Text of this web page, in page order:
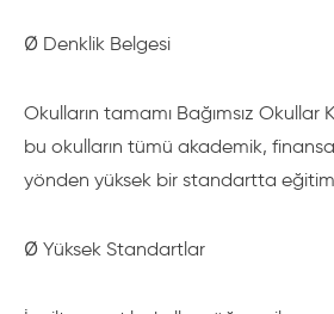
Ø Denklik Belgesi
Okulların tamamı Bağımsız Okullar
bu okulların tümü akademik,
yönden yüksek bir standartta eğitim
Ø Yüksek Standartlar